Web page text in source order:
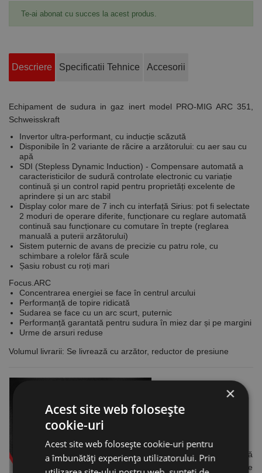
Te-ai abonat cu succes la acest produs.
Descriere Specificatii Tehnice Accesorii
Echipament de sudura in gaz inert model PRO-MIG ARC 351,
Schweisskraft
Invertor ultra-performant, cu inducție scăzută
Disponibile în 2 variante de răcire a arzătorului: cu aer sau cu
apă
SDI (Stepless Dynamic Induction) - Compensare automată a
caracteristicilor de sudură controlate electronic cu variație
continuă și un control rapid pentru proprietăți excelente de
aprindere și un arc stabil
Display color mare de 7 inch cu interfață Sirius: pot fi selectate
2 moduri de operare diferite, funcționare cu reglare automată
continuă sau funcționare cu comutare în trepte (reglarea
manuală a puterii arzătorului)
Sistem puternic de avans de precizie cu patru role, cu
schimbare a rolelor fără scule
Șasiu robust cu roți mari
Focus.ARC
Concentrarea energiei se face în centrul arcului
Performanță de topire ridicată
Sudarea se face cu un arc scurt, puternic
Performanță garantată pentru sudura în miez dar și pe margini
Urme de arsuri reduse
Volumul livrarii: Se livrează cu arzător, reductor de presiune
Vizualizarev grafică
dinamicăFuncțiile de
×
Acest site web folosește
cookie-uri
Acest site web folosește cookie-uri pentru
a îmbunătăți experiența utilizatorului. Prin